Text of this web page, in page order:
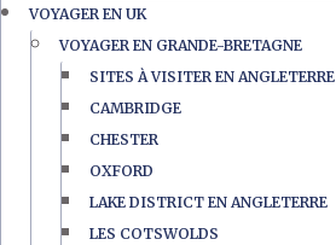
VOYAGER EN UK
VOYAGER EN GRANDE-BRETAGNE
SITES À VISITER EN ANGLETERRE
CAMBRIDGE
CHESTER
OXFORD
LAKE DISTRICT EN ANGLETERRE
LES COTSWOLDS